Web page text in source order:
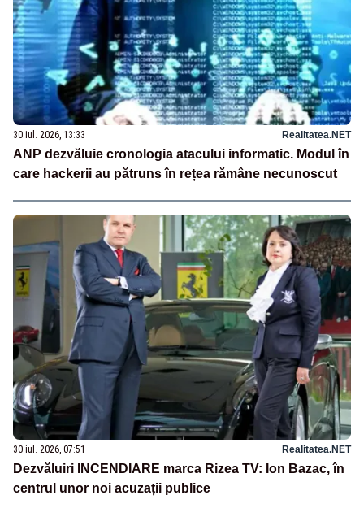
30 iul. 2026, 13:33 Realitatea.NET
ANP dezvăluie cronologia atacului informatic. Modul în
care hackerii au pătruns în rețea rămâne necunoscut
30 iul. 2026, 07:51 Realitatea.NET
Dezvăluiri INCENDIARE marca Rizea TV: Ion Bazac, în
centrul unor noi acuzații publice